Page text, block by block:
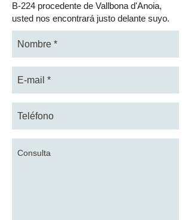
B-224 procedente de Vallbona d'Anoia,
usted nos encontrará justo delante suyo.